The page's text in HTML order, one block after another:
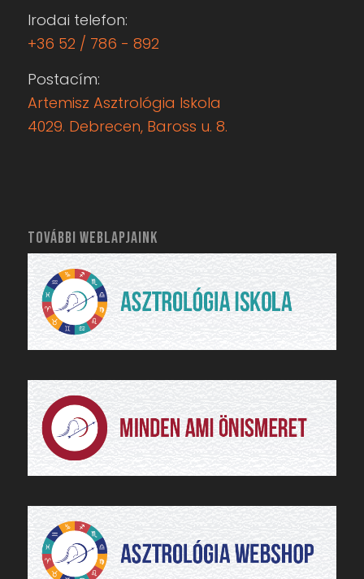
Irodai telefon:
+36 52 / 786 - 892
Postacím:
Artemisz Asztrológia Iskola
4029. Debrecen, Baross u. 8.
TOVÁBBI WEBLAPJAINK